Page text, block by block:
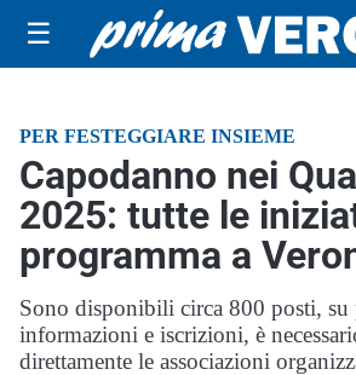
☰
PER FESTEGGIARE INSIEME
Capodanno nei
2025: tutte le
programma a
Sono disponibili circa 800 posti, su
informazioni e iscrizioni, è
direttamente le associazioni